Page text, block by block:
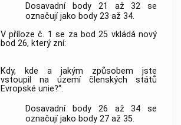
Dosavadní body 21 až 32 se
označují jako body 23 až 34.
V příloze č. 1 se za bod 25 vkládá nový
bod 26, který zní:
Kdy, kde a jakým způsobem jste
vstoupil na území členských států
Evropské unie?“.
Dosavadní body 26 až 34 se
označují jako body 27 až 35.